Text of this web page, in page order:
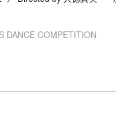
DANCE COMPETITION